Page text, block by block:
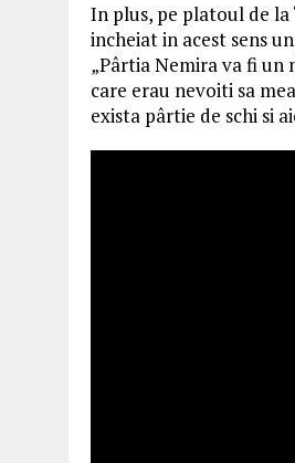
In plus, pe platoul de
incheiat in acest sens
„Pârtia Nemira va fi
care erau nevoiti sa
exista pârtie de schi si